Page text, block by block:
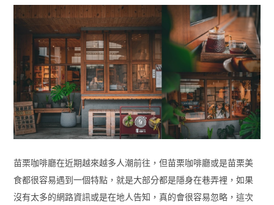
苗栗咖啡廳在近期越來越多人潮前往，但苗栗咖啡廳或是苗栗美
食都很容易遇到一個特點，就是大部分都是隱身在巷弄裡，如果
沒有太多的網路資訊或是在地人告知，真的會很容易忽略，這次